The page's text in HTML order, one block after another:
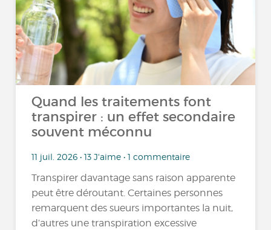
Quand les traitements font
transpirer : un effet secondaire
souvent méconnu
11 juil. 2026 • 13 J'aime • 1 commentaire
Transpirer davantage sans raison apparente
peut être déroutant. Certaines personnes
remarquent des sueurs importantes la nuit,
d’autres une transpiration excessive